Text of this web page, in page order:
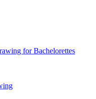
for Bachelorettes